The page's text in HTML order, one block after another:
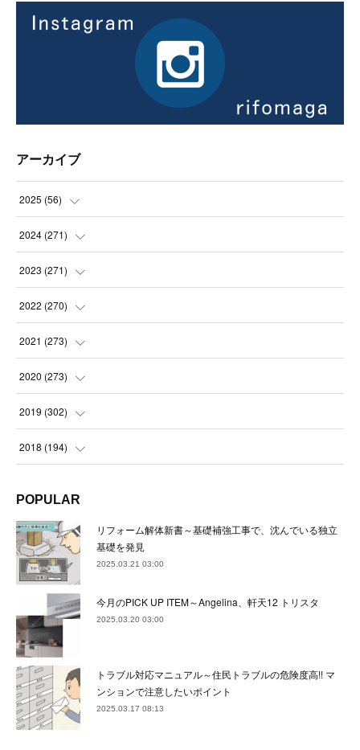
アーカイブ
2025 (56)
(14
(21
(21
2024 (271)
(21
(22
(23
(22
(24)
22)
(22)
(22)
(25
2023 (271)
(22
(23
(23
(21
(23 )
(24
(21
(24)
(21
( 23)
2022 (270)
(23
(23
(22
(23
(22 )
(23
(23
(22)
(24
( 21)
(20)
2021 (273)
(24
(23
(22
(23)
(23
(22)
(23
( 24)
(21)
2020 (273)
(24
(22
(22)
(24
(24)
(23
( 21)
(22)
2019 (302)
(23
(22)
(21)
(27)
(22
33)
(28)
2018 (194)
(17)
(32)
(36)
(30
34)
(8 )
POPULAR
リフォーム解体新書～基礎補強工事で、沈んでいる独立
基礎を発見
2025.03.21 03:00
今月のPICK UP ITEM～Angelina、軒天12 トリスタ
2025.03.20 03:00
トラブル対応マニュアル～住民トラブルの危険度高!! マ
ンションで注意したいポイント
2025.03.17 08:13